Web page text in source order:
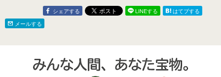
シェアする LINEする
はてブする
メールする